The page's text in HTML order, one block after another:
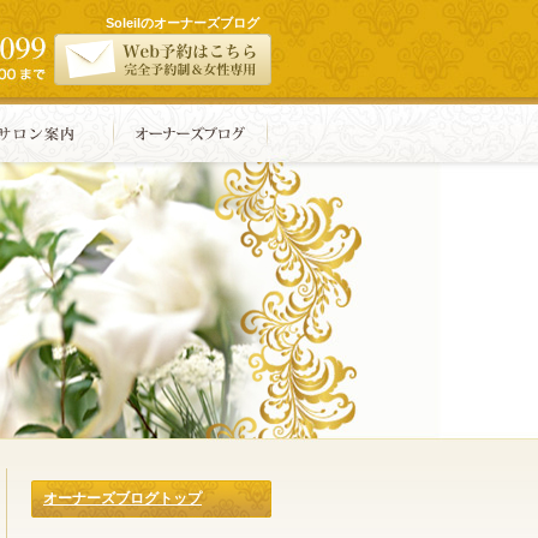
Soleilのオーナーズブログ
オーナーズブログトップ